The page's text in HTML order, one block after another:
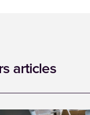
articles